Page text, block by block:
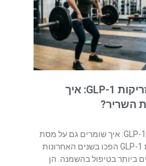
ירידה במשקל עם זריקות GLP-1: איך
השריר?
ירידה במשקל עם זריקות GLP-1: איך שומרים גם על מסת
השריר? זריקות ממשפחת GLP-1 הפכו בשנים האחרונות
ביותר בטיפול בהשמנה. הן